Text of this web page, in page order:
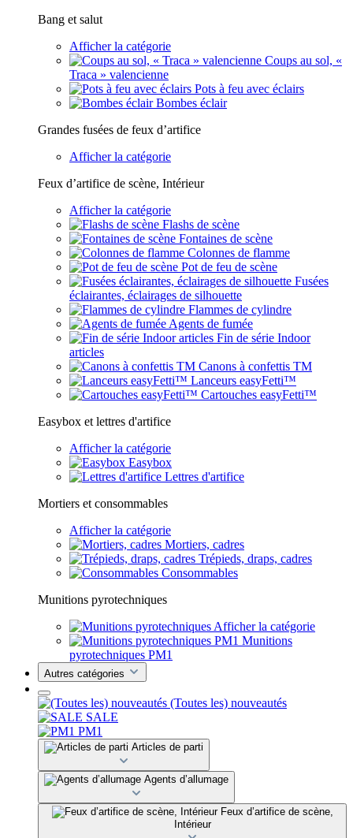
Bang et salut
Afficher la catégorie
Coups au sol, «
Traca » valencienne
Pots à feu avec éclairs
Bombes éclair
Grandes fusées de feux d’artifice
Afficher la catégorie
Feux d’artifice de scène, Intérieur
Afficher la catégorie
Flashs de scène
Fontaines de scène
Colonnes de flamme
Pot de feu de scène
Fusées
éclairantes, éclairages de silhouette
Flammes de cylindre
Agents de fumée
Fin de série Indoor
articles
Canons à confettis TM
Lanceurs easyFetti™
Cartouches easyFetti™
Easybox et lettres d'artifice
Afficher la catégorie
Easybox
Lettres d'artifice
Mortiers et consommables
Afficher la catégorie
Mortiers, cadres
Trépieds, draps, cadres
Consommables
Munitions pyrotechniques
Afficher la catégorie
Munitions
pyrotechniques PM1
Autres catégories
(Toutes les) nouveautés
SALE
PM1
Articles de parti
Agents d’allumage
Feux d’artifice de scène,
Intérieur